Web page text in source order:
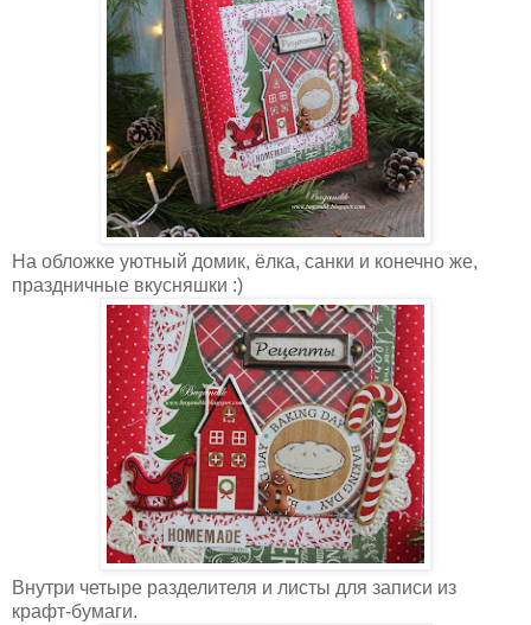
На обложке уютный домик, ёлка, санки и конечно же,
праздничные вкусняшки :)
Внутри четыре разделителя и листы для записи из
крафт-бумаги.